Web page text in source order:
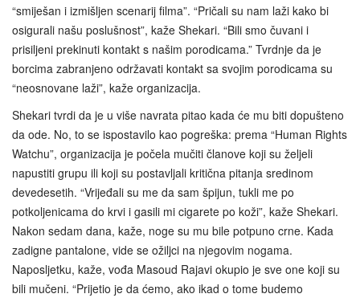
“smiješan i izmišljen scenarij filma”. “Pričali su nam laži kako bi
osigurali našu poslušnost”, kaže Shekari. “Bili smo čuvani i
prisiljeni prekinuti kontakt s našim porodicama.” Tvrdnje da je
borcima zabranjeno održavati kontakt sa svojim porodicama su
“neosnovane laži”, kaže organizacija.
Shekari tvrdi da je u više navrata pitao kada će mu biti dopušteno
da ode. No, to se ispostavilo kao pogreška: prema “Human Rights
Watchu”, organizacija je počela mučiti članove koji su željeli
napustiti grupu ili koji su postavljali kritična pitanja sredinom
devedesetih. “Vrijeđali su me da sam špijun, tukli me po
potkoljenicama do krvi i gasili mi cigarete po koži”, kaže Shekari.
Nakon sedam dana, kaže, noge su mu bile potpuno crne. Kada
zadigne pantalone, vide se ožiljci na njegovim nogama.
Naposljetku, kaže, vođa Masoud Rajavi okupio je sve one koji su
bili mučeni. “Prijetio je da ćemo, ako ikad o tome budemo